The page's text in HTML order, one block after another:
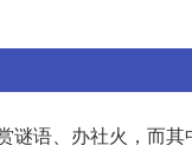
谜语、办社火，而